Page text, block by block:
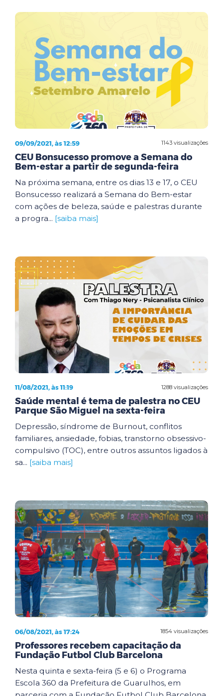
1143 visualizações
09/09/2021, às 12:59
CEU Bonsucesso promove a Semana do
Bem-estar a partir de segunda-feira
Na próxima semana, entre os dias 13 e 17, o CEU
Bonsucesso realizará a Semana do Bem-estar
com ações de beleza, saúde e palestras durante
a progra... [saiba mais]
1288 visualizações
11/08/2021, às 11:19
Saúde mental é tema de palestra no CEU
Parque São Miguel na sexta-feira
Depressão, síndrome de Burnout, conflitos
familiares, ansiedade, fobias, transtorno obsessivo-
compulsivo (TOC), entre outros assuntos ligados à
sa... [saiba mais]
1854 visualizações
06/08/2021, às 17:24
Professores recebem capacitação da
Fundação Futbol Club Barcelona
Nesta quinta e sexta-feira (5 e 6) o Programa
Escola 360 da Prefeitura de Guarulhos, em